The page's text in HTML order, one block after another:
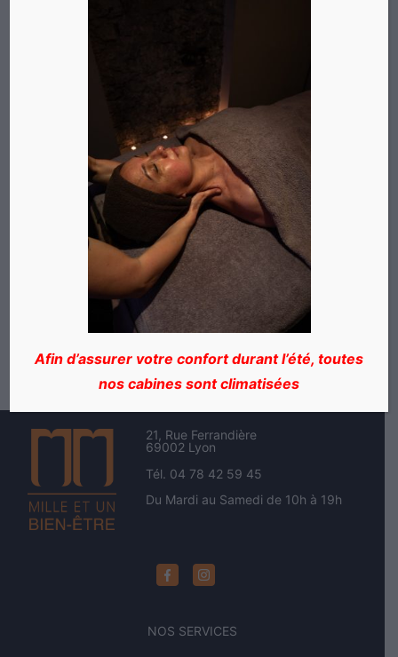
Les Initiations aux Massages
Les Massages Énergétiques
Les Massages "Future Maman"
Autour de l'Enfant
L'Atelier Massage Bébé
Les Pauses Massages Énergétiques
Bon de Valeur
Abonnement VIP
Le Massage Création
21, Rue Ferrandière
69002 Lyon
Tél. 04 78 42 59 45
Du Mardi au Samedi de 10h à 19h
NOS SERVICES
Afin d’assurer votre confort durant l’été, toutes
nos cabines sont climatisées